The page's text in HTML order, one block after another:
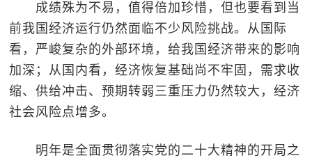
成绩殊为不易，值得倍加珍惜，但也要看到当
前我国经济运行仍然面临不少风险挑战。从国际
看，严峻复杂的外部环境，给我国经济带来的影响
加深；从国内看，经济恢复基础尚不牢固，需求收
缩、供给冲击、预期转弱三重压力仍然较大，经济
社会风险点增多。
明年是全面贯彻落实党的二十大精神的开局之